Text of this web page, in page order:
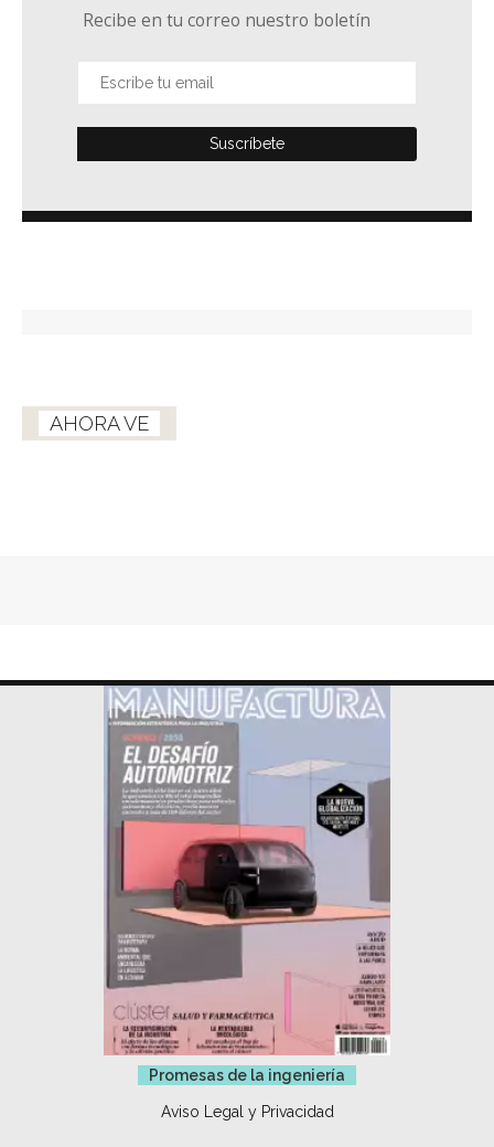
Recibe en tu correo nuestro boletín
AHORA VE
Promesas de la ingeniería
Aviso Legal y Privacidad